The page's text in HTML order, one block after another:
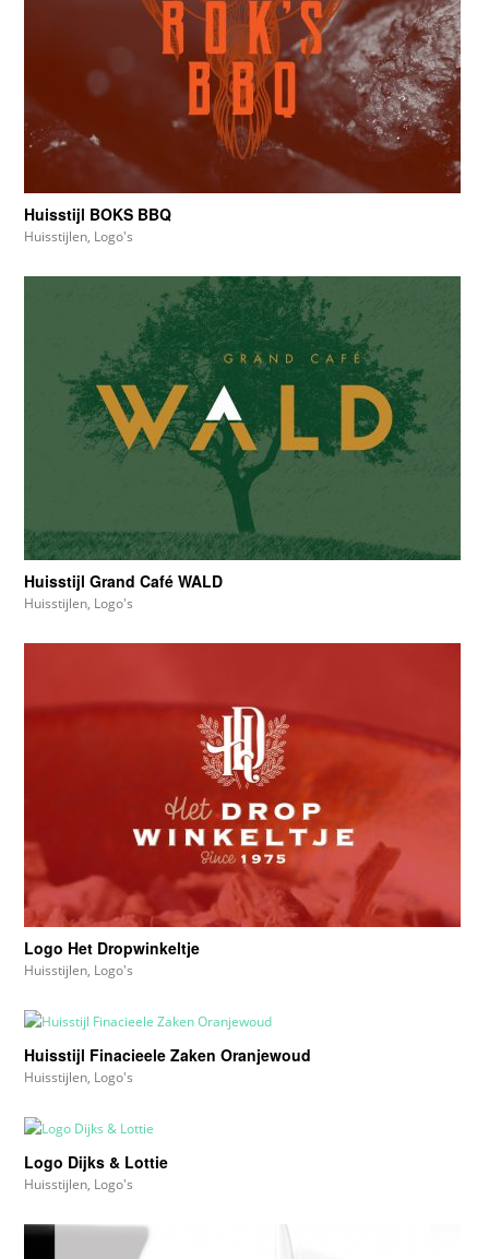
Huisstijl BOKS BBQ
Huisstijlen, Logo's
Huisstijl Grand Café WALD
Huisstijlen, Logo's
Logo Het Dropwinkeltje
Huisstijlen, Logo's
Huisstijl Finacieele Zaken Oranjewoud
Huisstijlen, Logo's
Logo Dijks & Lottie
Huisstijlen, Logo's